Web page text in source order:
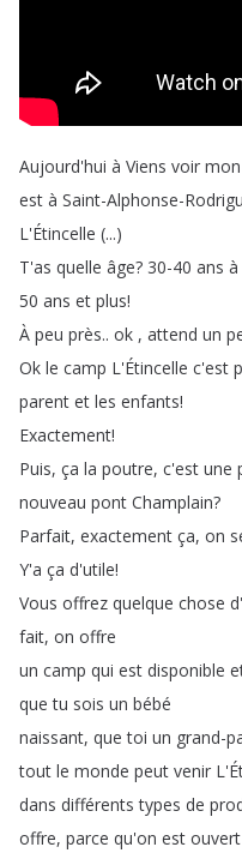
Aujourd'hui à Viens voir mon
est à Saint-Alphonse-
L'Étincelle (...)
T'as quelle âge? 30-40 ans à
50 ans et plus!
À peu près.. ok , attend un
Ok le camp L'Étincelle c'est
parent et les enfants!
Exactement!
Puis, ça la poutre, c'est une
nouveau pont Champlain?
Parfait, exactement ça, on
Y'a ça d'utile!
Vous offrez quelque chose
fait, on offre
un camp qui est disponible
que tu sois un bébé
naissant, que toi un grand-
tout le monde peut venir
dans différents types de
offre, parce qu'on est ouvert